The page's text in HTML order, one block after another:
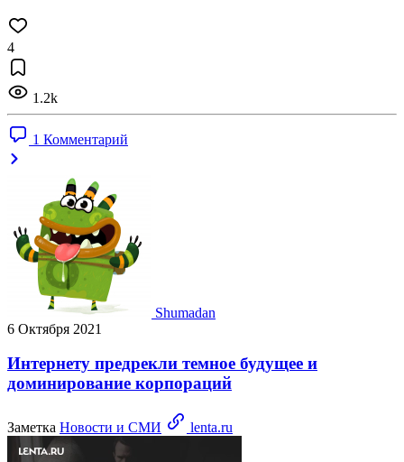
4
1.2k
1 Комментарий
Shumadan
6 Октября 2021
Интернету предрекли темное будущее и
доминирование корпораций
Заметка Новости и СМИ lenta.ru